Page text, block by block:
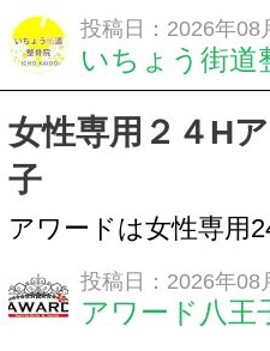
ありませんか？無意
は、顎の痛みや疲れ
フェイスラインの張
のこわばり・頭痛や
ながることがありま
投稿日：2026年08
いちょう街道
女性専用２４H
子
アワードは女性専用
フエステを 思いっ
開催中
投稿日：2026年08
アワード八王